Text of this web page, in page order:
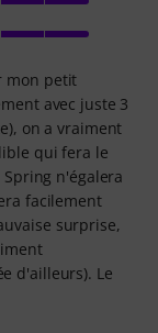
mon petit
avec juste 3
on a vraiment
qui fera le
n'égalera
facilement
surprise,
d'ailleurs). Le